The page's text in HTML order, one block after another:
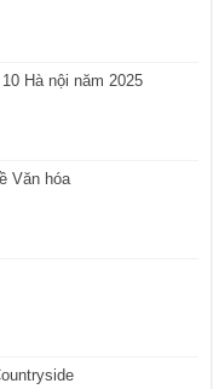
Hà nội năm 2025
Văn hóa